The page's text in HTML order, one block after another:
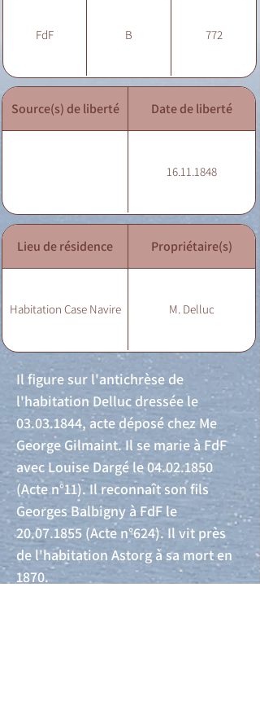
FdF B 772
Source(s) de liberté Date de liberté
16.11.1848
Lieu de résidence Propriétaire(s)
Habitation Case Navire M. Delluc
Il figure sur l'antichrèse de
l'habitation Delluc dressée le
03.03.1844, acte déposé chez Me
George Gilmaint. Il se marie à FdF
avec Louise Dargé le04.02.1850
(Acte n°11). Il reconnaît son fils
Georges Balbigny à FdF le
20.07.1855 (Acte n°624). Il vit près
de l'habitation Astorg à sa mort en
1870.